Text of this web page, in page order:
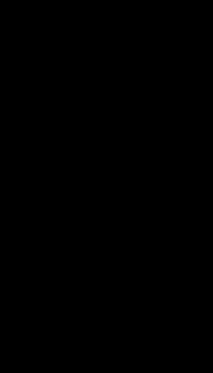
K: Cornelius
84’ · Digital HD